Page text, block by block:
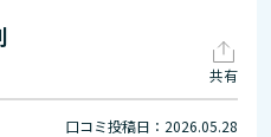
共有
口コミ投稿日：2026.05.28